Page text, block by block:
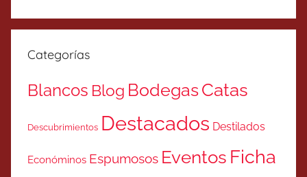
Categorías
Blancos Blog BodegasCatas
Descubrimientos Destacados Destilados
Económinos Espumosos Eventos Ficha